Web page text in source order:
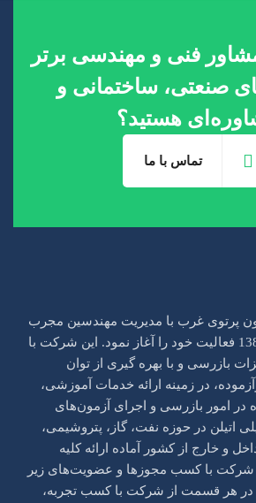
فنی و مهندسی برتر
صنعتی، ساختمانی و
هستید؟
تماس با ما
پرتو‌ی غرب با مدیریت مهندسین مجرب
نفت و گاز در سال 1381 فعالیت خود را آغاز نمود. این شرکت با
بازرسی و با بهره گیری از توان
در زمینه ارائه خدمات آموزشی،
در امور بازرسی و اجرای آزمون‌های
اتیلن در حوزه نفت، گاز، پتروشیمی،
و خارج از کشور آماده ارائه کلیه
شرکت با کسب مجوزها و عضویت‌های زیر
در هر قسمت از شرکت با کسب تجربه،